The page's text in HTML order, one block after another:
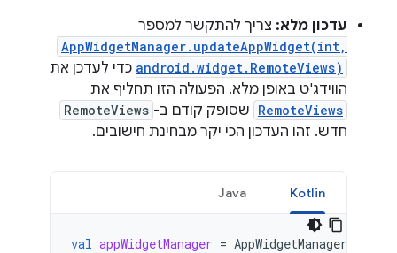
עדכון מלא: צריך להתקשר למספר
AppWidgetManager.updateAppWidget(int,
android.widget.RemoteViews) כדי לעדכן את
הווידג'ט באופן מלא. הפעולה הזו תחליף את
RemoteViews שסופק קודם ב- RemoteViews
חדש. זהו העדכון הכי יקר מבחינת חישובים.
Kotlin
Java
val appWidgetManager = AppWidgetManager